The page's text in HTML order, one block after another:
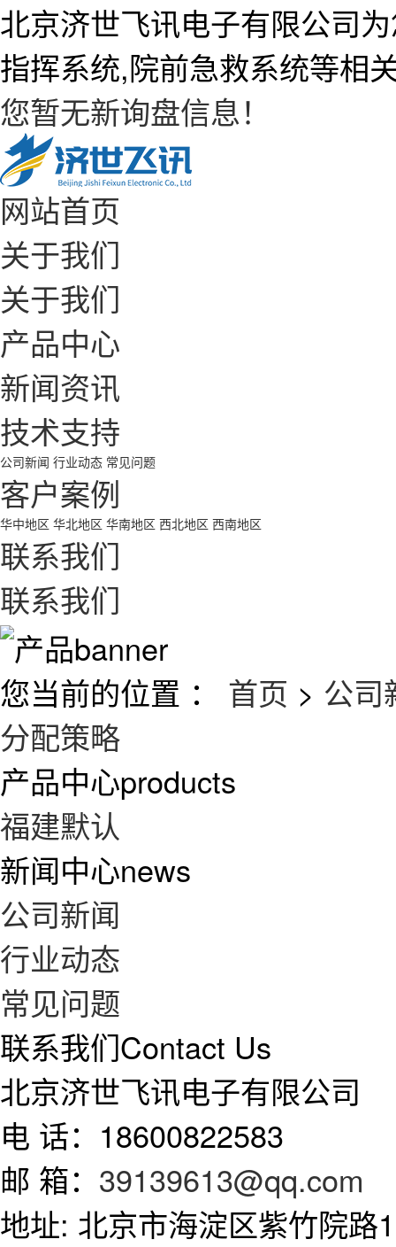
北京济世飞讯电子有限公司
指挥系统,院前急救系统等相
您暂无新询盘信息！
网站首页
关于我们
关于我们
产品中心
新闻资讯
技术支持
公司新闻 行业动态 常见问题
客户案例
华中地区 华北地区 华南地区 西北地区 西南地区
联系我们
联系我们
您当前的位置 ： 首页 > 公司
分配策略
产品中心products
福建默认
新闻中心news
公司新闻
行业动态
常见问题
联系我们Contact Us
北京济世飞讯电子有限公司
电 话：18600822583
邮 箱： 39139613@qq.com
地址: 北京市海淀区紫竹院路